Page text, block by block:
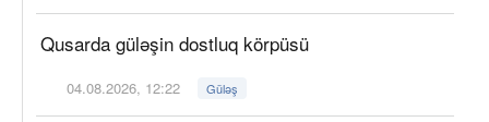
Qusarda güləşin dostluq körpüsü
04.08.2026, 12:22 Güləş